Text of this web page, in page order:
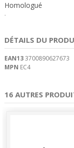
Homologué
.
DÉTAILS DU
EAN133700890627673
MPN EC4
16 AUTRES